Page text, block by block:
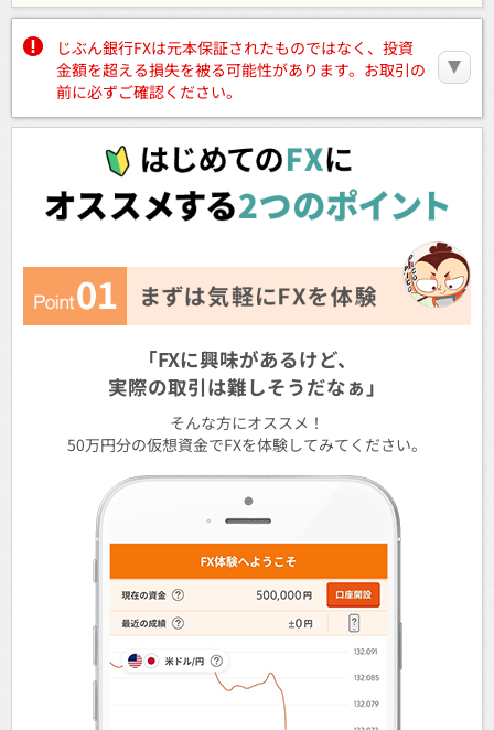
じぶん銀行FXは元本保証されたものではなく、投資
金額を超える損失を被る可能性があります。お取引の
前に必ずご確認ください。
「FXに興味があるけど、
実際の取引は難しそうだなぁ」
そんな方にオススメ！
50万円分の仮想資金でFXを体験してみてください。